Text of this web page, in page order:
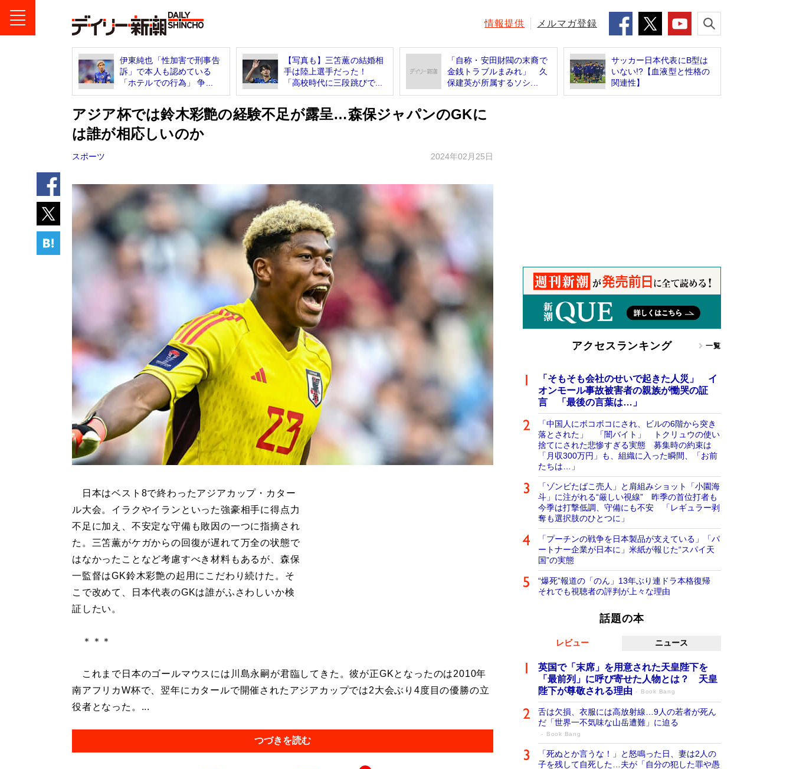
情報提供 メルマガ登録
伊東純也「性加害で刑事告
訴」で本人も認めている
「ホテルでの行為」 争...
【写真も】三笘薫の結婚相
手は陸上選手だった！
「高校時代に三段跳びで...
「自称・安田財閥の末裔で
金銭トラブルまみれ」 久
保建英が所属するソシ...
サッカー日本代表にB型は
いない!?【血液型と性格の
関連性】
アジア杯では鈴木彩艶の経験不足が露呈…森保ジャパンのGKに
は誰が相応しいのか
スポーツ 2024年02月25日
日本はベスト8で終わったアジアカップ・カター
ル大会。イラクやイランといった強豪相手に得点力
不足に加え、不安定な守備も敗因の一つに指摘され
た。三笘薫がケガからの回復が遅れて万全の状態で
はなかったことなど考慮すべき材料もあるが、森保
一監督はGK鈴木彩艶の起用にこだわり続けた。そ
こで改めて、日本代表のGKは誰がふさわしいか検
証したい。
＊＊＊
これまで日本のゴールマウスには川島永嗣が君臨してきた。彼が正GKとなったのは2010年
南アフリカW杯で、翌年にカタールで開催されたアジアカップでは2大会ぶり4度目の優勝の立
役者となった。...
つづきを読む
アクセスランキング 一覧
「そもそも会社のせいで起きた人災」 イ
オンモール事故被害者の親族が慟哭の証
言 「最後の言葉は…」
「中国人にボコボコにされ、ビルの6階から突き
落とされた」 「闇バイト」 トクリュウの使い
捨てにされた悲惨すぎる実態 募集時の約束は
「月収300万円」も、組織に入った瞬間、「お前
たちは…」
「ゾンビたばこ売人」と肩組みショット「小園海
斗」に注がれる“厳しい視線” 昨季の首位打者も
今季は打撃低調、守備にも不安 「レギュラー剥
奪も選択肢のひとつに」
「プーチンの戦争を日本製品が支えている」「パ
ートナー企業が日本に」米紙が報じた“スパイ天
国”の実態
“爆死”報道の「のん」13年ぶり連ドラ本格復帰
それでも視聴者の評判が上々な理由
話題の本
レビュー ニュース
英国で「末席」を用意された天皇陛下を
「最前列」に呼び寄せた人物とは？ 天皇
陛下が尊敬される理由
Book Bang
舌は欠損、衣服には高放射線…9人の若者が死ん
だ「世界一不気味な山岳遭難」に迫る
Book Bang
「死ぬとか言うな！」と怒鳴った日、妻は2人の
子を残して自死した…夫が「自分の犯した罪や愚